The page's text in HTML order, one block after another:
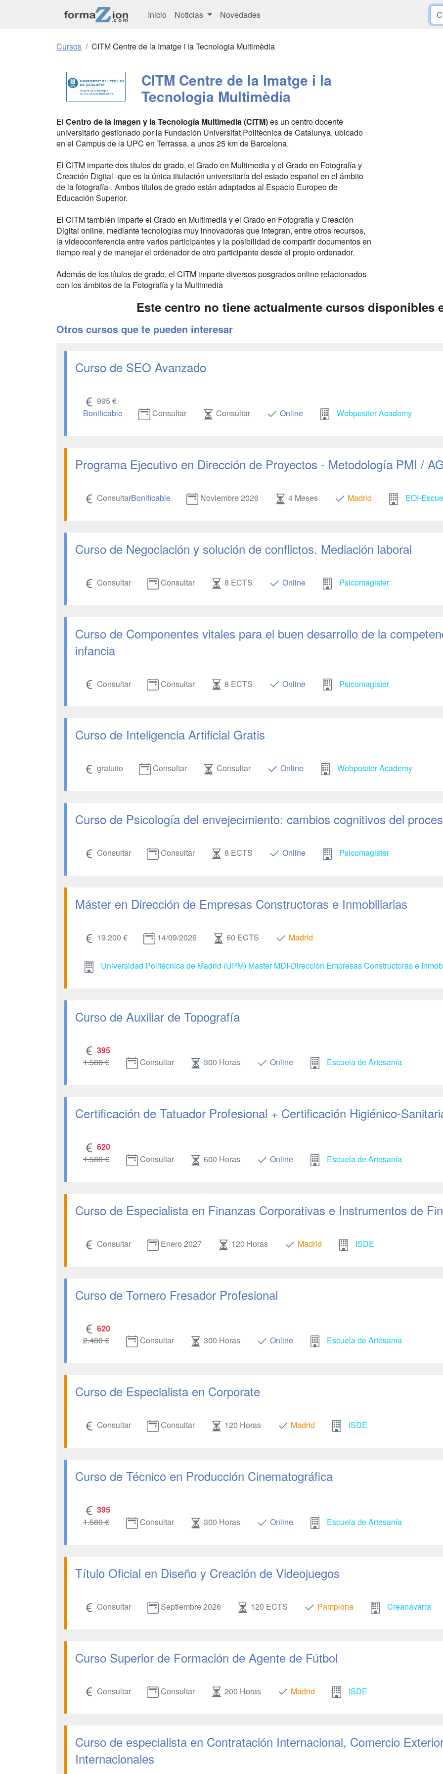
Inicio Noticias Novedades
Cursos CITM Centre de la Imatge i la Tecnologia Multimèdia
CITM Centre de la Imatge i la
Tecnologia Multimèdia
El Centro de la Imagen y la Tecnología Multimedia (CITM)es un centro docente
universitario gestionado por la Fundación Universitat Politècnica de Catalunya, ubicado
en el Campus de la UPC en Terrassa, a unos 25 km de Barcelona.
El CITM imparte dos títulos de grado, el Grado en Multimedia y el Grado en Fotografía y
Creación Digital -que es la única titulación universitaria del estado español en el ámbito
de la fotografía-. Ambos títulos de grado están adaptados al Espacio Europeo de
Educación Superior.
El CITM también imparte el Grado en Multimedia y el Grado en Fotografía y Creación
Digital online, mediante tecnologías muy innovadoras que integran, entre otros recursos,
la videoconferencia entre varios participantes y la posibilidad de compartir documentos en
tiempo real y de manejar el ordenador de otro participante desde el propio ordenador.
Además de los títulos de grado, el CITM imparte diversos posgrados online relacionados
con los ámbitos de la Fotografía y la Multimedia
Este centro no tiene actualmente cursos disponibles
Otros cursos que te pueden interesar
Curso de SEO Avanzado
995 €
Bonificable
Consultar Consultar Online Webpositer Academy
Programa Ejecutivo en Dirección de Proyectos - Metodología PMI /
ConsultarBonificable Noviembre 2026 4 Meses Madrid EOI-
Curso de Negociación y solución de conflictos. Mediación laboral
Consultar Consultar 8 ECTS Online Psicomagister
Curso de Componentes vitales para el buen desarrollo de la
infancia
Consultar Consultar 8 ECTS Online Psicomagister
Curso de Inteligencia Artificial Gratis
gratuito Consultar Consultar Online Webpositer Academy
Curso de Psicología del envejecimiento: cambios cognitivos del
Consultar Consultar 8 ECTS Online Psicomagister
Máster en Dirección de Empresas Constructoras e Inmobiliarias
19.200 € 14/09/2026 60 ECTS Madrid
Universidad Politécnica de Madrid (UPM) Master MDI-Dirección Empresas Constructoras e
Curso de Auxiliar de Topografía
395
1.580 €
Consultar 300 Horas Online Escuela de Artesanía
Certificación de Tatuador Profesional + Certificación Higiénico-
620
1.580 €
Consultar 600 Horas Online Escuela de Artesanía
Curso de Especialista en Finanzas Corporativas e Instrumentos de
Consultar Enero 2027 120 Horas Madrid ISDE
Curso de Tornero Fresador Profesional
620
2.480 €
Consultar 300 Horas Online Escuela de Artesanía
Curso de Especialista en Corporate
Consultar Consultar 120 Horas Madrid ISDE
Curso de Técnico en Producción Cinematográfica
395
1.580 €
Consultar 300 Horas Online Escuela de Artesanía
Título Oficial en Diseño y Creación de Videojuegos
Consultar Septiembre 2026 120 ECTS Pamplona Creanavarra
Curso Superior de Formación de Agente de Fútbol
Consultar Consultar 200 Horas Madrid ISDE
Curso de especialista en Contratación Internacional, Comercio
Internacionales